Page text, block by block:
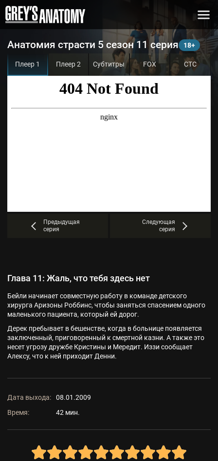
Анатомия страсти 5 сезон 11 серия
Плеер 1 Плеер 2 Субтитры FOX СТС
Предыдущая
серия
Следующая
серия
Глава 11: Жаль, что тебя здесь нет
Бейли начинает совместную работу в команде детского
хирурга Аризоны Роббинс, чтобы заняться спасением одного
маленького пациента, который ей дорог.
Дерек пребывает в бешенстве, когда в больнице появляется
заключенный, приговоренный к смертной казни. А также это
несет угрозу дружбе Кристины и Мередит. Иззи сообщает
Алексу, что к ней приходит Денни.
Дата выхода:
08.01.2009
Время:
42 мин.